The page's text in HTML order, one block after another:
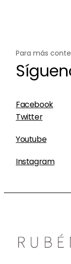
Para más
Facebook
Twitter
Youtube
Instagram